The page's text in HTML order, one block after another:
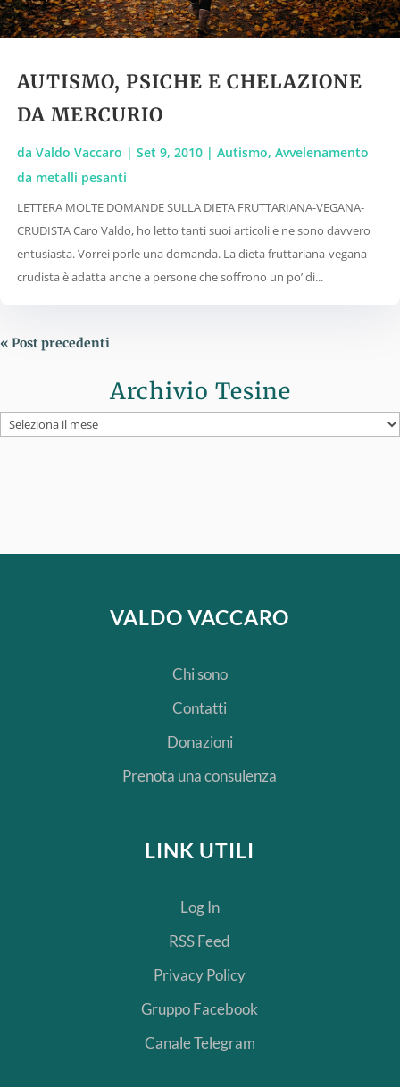
AUTISMO, PSICHE E CHELAZIONE
DA MERCURIO
da Valdo Vaccaro | Set 9, 2010 | Autismo, Avvelenamento
da metalli pesanti
LETTERA MOLTE DOMANDE SULLA DIETA FRUTTARIANA-VEGANA-
CRUDISTA Caro Valdo, ho letto tanti suoi articoli e ne sono davvero
entusiasta. Vorrei porle una domanda. La dieta fruttariana-vegana-
crudista è adatta anche a persone che soffrono un po’ di...
« Post precedenti
Archivio Tesine
Archivio
Tesine
VALDO VACCARO
Chi sono
Contatti
Donazioni
Prenota una consulenza
LINK UTILI
Log In
RSS Feed
Privacy Policy
Gruppo Facebook
Canale Telegram